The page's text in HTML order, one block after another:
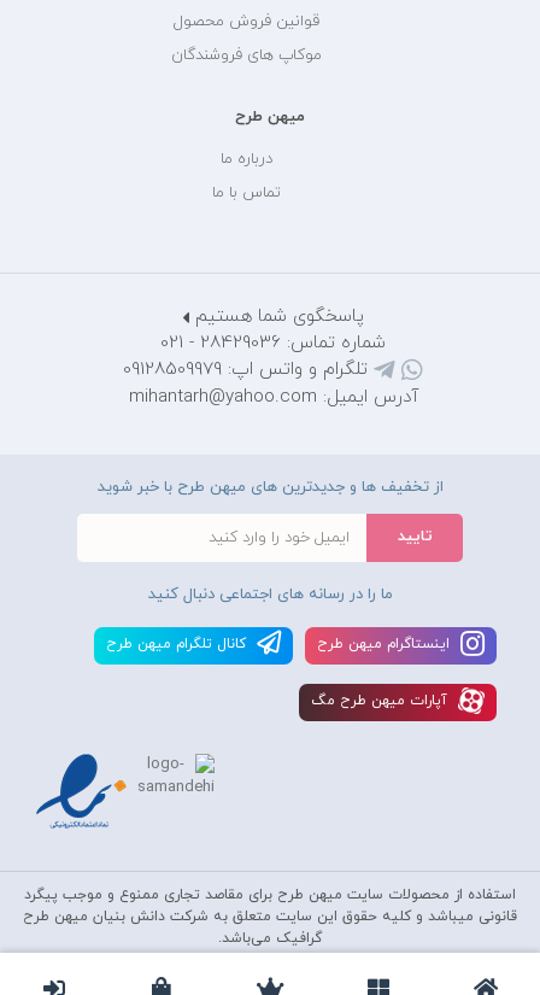
قوانین فروش محصول
موکاپ های فروشندگان
میهن طرح
درباره ما
تماس با ما
پاسخگوی شما هستیم
شماره تماس: 28429036 - 021
تلگرام و واتس اپ: 09128509979
آدرس ایمیل: mihantarh@yahoo.com
از تخفیف ها و جدیدترین های میهن طرح با خبر شوید
ما را در رسانه های اجتماعی دنبال کنید
اينستاگرام ميهن طرح کانال تلگرام ميهن طرح
آپارات ميهن طرح مگ
استفاده از محصولات سايت میهن طرح برای مقاصد تجاری ممنوع و موجب پیگرد
قانونی میباشد و کليه حقوق اين سايت متعلق به شرکت دانش بنیان میهن طرح
گرافیک می‌باشد.
Copyright © 2010-2020 Mihantarh Graphic All Rights Reserved